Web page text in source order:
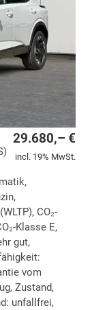
29.680,– €
incl. 19% MwSt.
CO₂-
Klasse E,
gut,
vom
Zustand,
unfallfrei,